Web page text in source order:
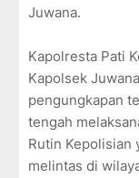
Juwana.
Kapolresta Pati
Kapolsek
pengungkapan
tengah
Rutin Kepolisian
melintas di